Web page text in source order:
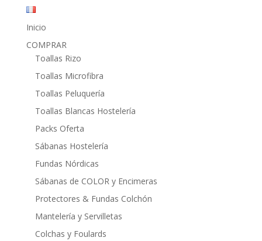
Inicio
COMPRAR
Toallas Rizo
Toallas Microfibra
Toallas Peluquería
Toallas Blancas Hostelería
Packs Oferta
Sábanas Hostelería
Fundas Nórdicas
Sábanas de COLOR y Encimeras
Protectores & Fundas Colchón
Mantelería y Servilletas
Colchas y Foulards